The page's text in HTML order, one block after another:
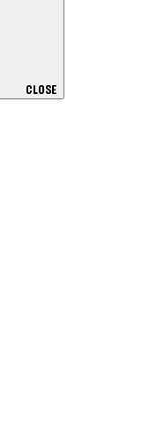
CLOSE